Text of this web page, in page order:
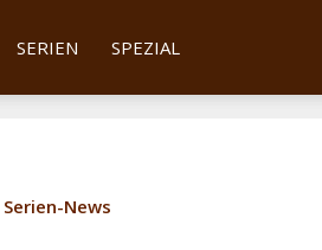
SERIEN SPEZIAL
Serien-News